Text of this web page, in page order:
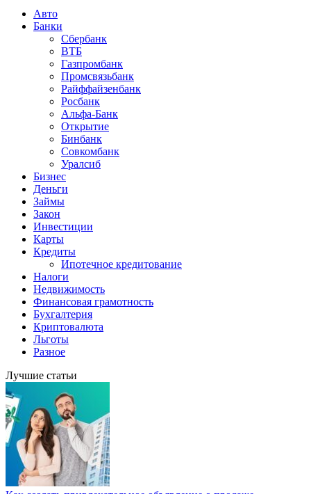
Авто
Банки
Сбербанк
ВТБ
Газпромбанк
Промсвязьбанк
Райффайзенбанк
Росбанк
Альфа-Банк
Открытие
Бинбанк
Совкомбанк
Уралсиб
Бизнес
Деньги
Займы
Закон
Инвестиции
Карты
Кредиты
Ипотечное кредитование
Налоги
Недвижимость
Финансовая грамотность
Бухгалтерия
Криптовалюта
Льготы
Разное
Лучшие статьи